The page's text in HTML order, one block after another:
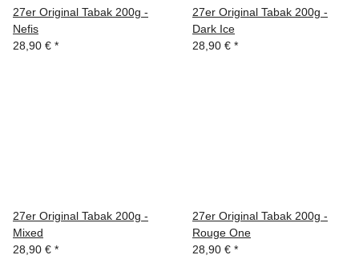
27er Original Tabak 200g -
Nefis
28,90 € *
27er Original Tabak 200g -
Dark Ice
28,90 € *
27er Original Tabak 200g -
Mixed
28,90 € *
27er Original Tabak 200g -
Rouge One
28,90 € *